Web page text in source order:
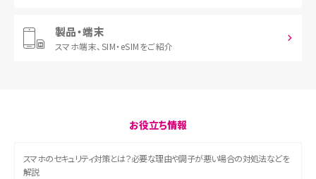
製品・端末
スマホ端末、SIM・eSIMをご紹介
お役立ち情報
スマホのセキュリティ対策とは？必要な理由や調子が悪い場合の対処法などを
解説